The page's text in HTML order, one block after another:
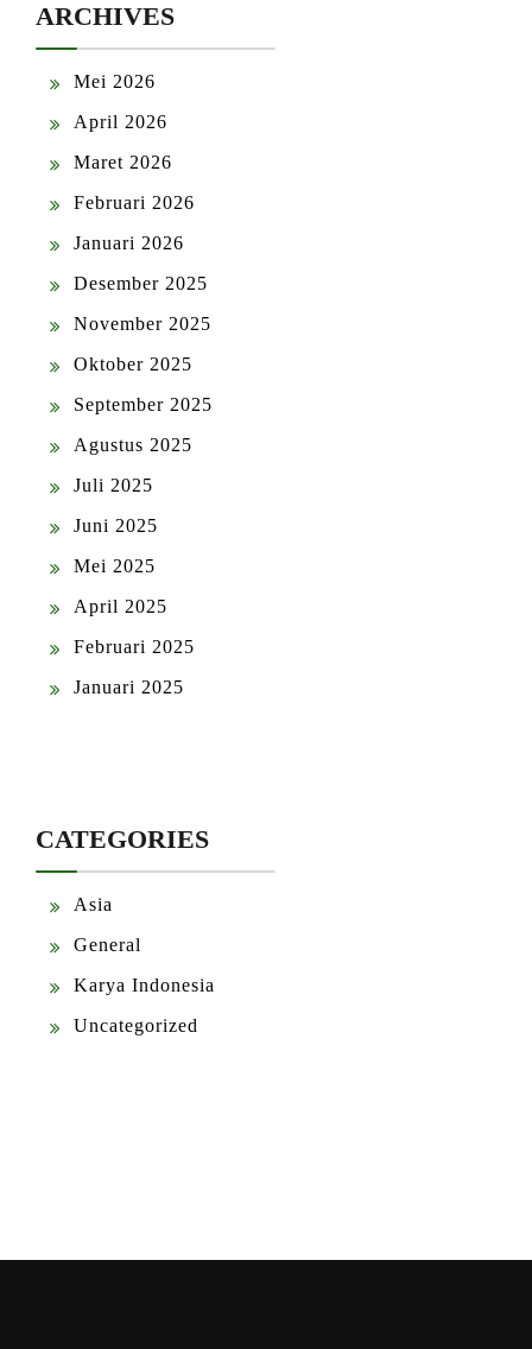
ARCHIVES
Mei 2026
April 2026
Maret 2026
Februari 2026
Januari 2026
Desember 2025
November 2025
Oktober 2025
September 2025
Agustus 2025
Juli 2025
Juni 2025
Mei 2025
April 2025
Februari 2025
Januari 2025
CATEGORIES
Asia
General
Karya Indonesia
Uncategorized